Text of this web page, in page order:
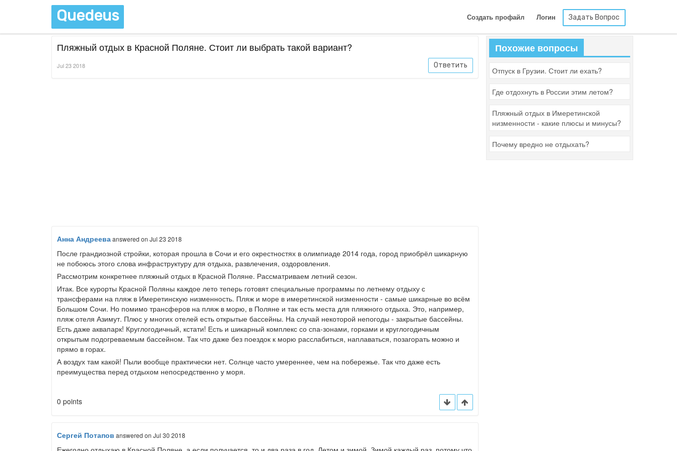
Quedeus Создать профайл Логин Задать Вопрос
Пляжный отдых в Красной Поляне. Стоит ли выбрать такой вариант?
Jul 23 2018 Ответить
Анна Андрееваanswered on Jul 23 2018
После грандиозной стройки, которая прошла в Сочи и его окрестностях в олимпиаде 2014 года, город приобрёл шикарную
не побоюсь этого слова инфраструктуру для отдыха, развлечения, оздоровления.
Рассмотрим конкретнее пляжный отдых в Красной Поляне. Рассматриваем летний сезон.
Итак. Все курорты Красной Поляны каждое лето теперь готовят специальные программы по летнему отдыху с
трансферами на пляж в Имеретинскую низменность. Пляж и море в имеретинской низменности - самые шикарные во всём
Большом Сочи. Но помимо трансферов на пляж в морю, в Поляне и так есть места для пляжного отдыха. Это, например,
пляж отеля Азимут. Плюс у многих отелей есть открытые бассейны. На случай некоторой непогоды - закрытые бассейны.
Есть даже аквапарк! Круглогодичный, кстати! Есть и шикарный комплекс со спа-зонами, горками и круглогодичным
открытым подогреваемым бассейном. Так что даже без поездок к морю расслабиться, наплаваться, позагорать можно и
прямо в горах.
А воздух там какой! Пыли вообще практически нет. Солнце часто умереннее, чем на побережье. Так что даже есть
преимущества перед отдыхом непосредственно у моря.
0 points
Сергей Потапов answered on Jul 30 2018
Похожие вопросы
Отпуск в Грузии. Стоит ли ехать?
Где отдохнуть в России этим летом?
Пляжный отдых в Имеретинской
низменности - какие плюсы и минусы?
Почему вредно не отдыхать?